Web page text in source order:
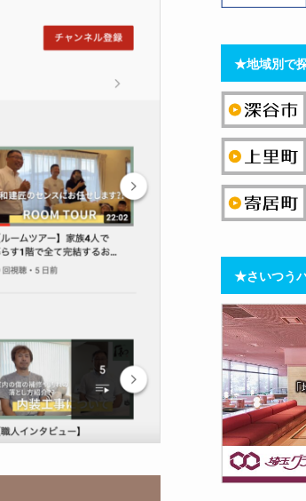
★地域別で
★さいつう